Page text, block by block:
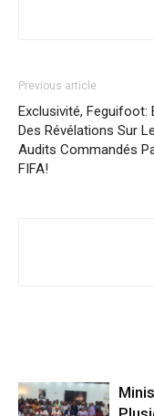
Previous article
Exclusivité, Feguifoot:
Des Révélations Sur
Audits Commandés
FIFA!